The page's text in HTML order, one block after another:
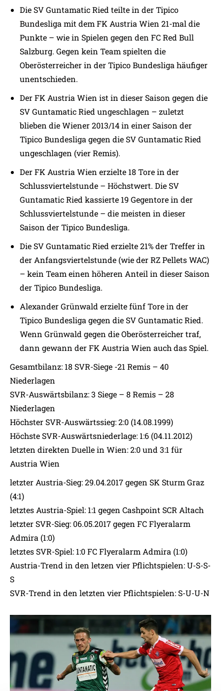
Die SV Guntamatic Ried teilte in der Tipico
Bundesliga mit dem FK Austria Wien 21-mal die
Punkte – wie in Spielen gegen den FC Red Bull
Salzburg. Gegen kein Team spielten die
Oberösterreicher in der Tipico Bundesliga häufiger
unentschieden.
Der FK Austria Wien ist in dieser Saison gegen die
SV Guntamatic Ried ungeschlagen – zuletzt
blieben die Wiener 2013/14 in einer Saison der
Tipico Bundesliga gegen die SV Guntamatic Ried
ungeschlagen (vier Remis).
Der FK Austria Wien erzielte 18 Tore in der
Schlussviertelstunde – Höchstwert. Die SV
Guntamatic Ried kassierte 19 Gegentore in der
Schlussviertelstunde – die meisten in dieser
Saison der Tipico Bundesliga.
Die SV Guntamatic Ried erzielte 21% der Treffer in
der Anfangsviertelstunde (wie der RZ Pellets WAC)
– kein Team einen höheren Anteil in dieser Saison
der Tipico Bundesliga.
Alexander Grünwald erzielte fünf Tore in der
Tipico Bundesliga gegen die SV Guntamatic Ried.
Wenn Grünwald gegen die Oberösterreicher traf,
dann gewann der FK Austria Wien auch das Spiel.
Gesamtbilanz: 18 SVR-Siege -21 Remis – 40
Niederlagen
SVR-Auswärtsbilanz: 3 Siege – 8 Remis – 28
Niederlagen
Höchster SVR-Auswärtssieg: 2:0 (14.08.1999)
Höchste SVR-Auswärtsniederlage: 1:6 (04.11.2012)
letzten direkten Duelle in Wien: 2:0 und 3:1 für
Austria Wien
letzter Austria-Sieg: 29.04.2017 gegen SK Sturm Graz
(4:1)
letztes Austria-Spiel: 1:1 gegen Cashpoint SCR Altach
letzter SVR-Sieg: 06.05.2017 gegen FC Flyeralarm
Admira (1:0)
letztes SVR-Spiel: 1:0 FC Flyeralarm Admira (1:0)
Austria-Trend in den letzen vier Pflichtspielen: U-S-S-
S
SVR-Trend in den letzten vier Pflichtspielen: S-U-U-N